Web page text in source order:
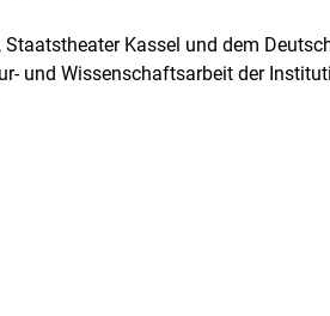
Kassel und dem
und Wissenschaftsarbeit der
Link, öffnet neues Fenster)
(externer Link, öffnet neues Fenster)